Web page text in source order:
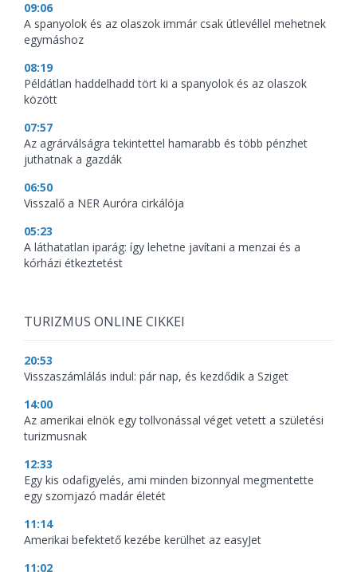
09:06
A spanyolok és az olaszok immár csak útlevéllel mehetnek
egymáshoz
08:19
Példátlan haddelhadd tört ki a spanyolok és az olaszok
között
07:57
Az agrárválságra tekintettel hamarabb és több pénzhet
juthatnak a gazdák
06:50
Visszalő a NER Auróra cirkálója
05:23
A láthatatlan iparág: így lehetne javítani a menzai és a
kórházi étkeztetést
TURIZMUS ONLINE CIKKEI
20:53
Visszaszámlálás indul: pár nap, és kezdődik a Sziget
14:00
Az amerikai elnök egy tollvonással véget vetett a születési
turizmusnak
12:33
Egy kis odafigyelés, ami minden bizonnyal megmentette
egy szomjazó madár életét
11:14
Amerikai befektető kezébe kerülhet az easyJet
11:02